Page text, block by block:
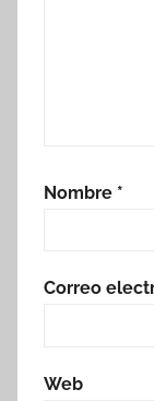
Nombre *
Correo
Web